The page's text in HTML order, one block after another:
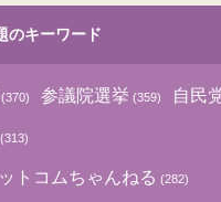
のキーワード
(370) 参議院選挙 (359) 自民
(313)
トコムちゃんねる (282)